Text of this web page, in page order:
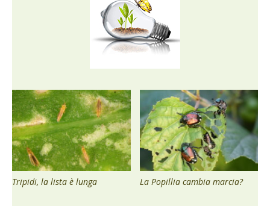
Tripidi, la lista è lunga La Popillia cambia marcia?